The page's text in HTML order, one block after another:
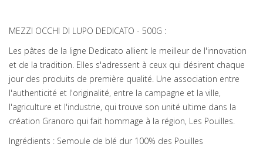
MEZZI OCCHI DI LUPO DEDICATO - 500G :
Les pâtes de la ligne Dedicato allient le meilleur de l'innovation
et de la tradition. Elles s'adressent à ceux qui désirent chaque
jour des produits de première qualité. Une association entre
l'authenticité et l'originalité, entre la campagne et la ville,
l'agriculture et l'industrie, qui trouve son unité ultime dans la
création Granoro qui fait hommage à la région, Les Pouilles.
Ingrédients : Semoule de blé dur 100% des Pouilles